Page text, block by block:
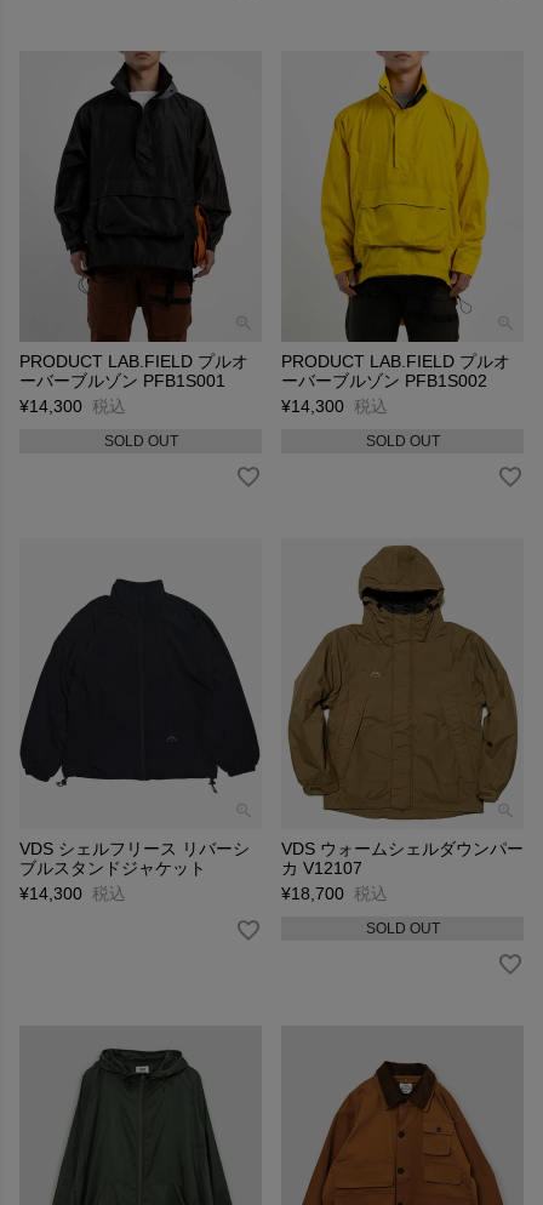
PRODUCT LAB.FIELD プルオ
ーバーブルゾン PFB1S001
¥14,300 税込
SOLD OUT
PRODUCT LAB.FIELD プルオ
ーバーブルゾン PFB1S002
¥14,300 税込
SOLD OUT
VDS シェルフリース リバーシ
ブルスタンドジャケット
¥14,300 税込
VDS ウォームシェルダウンパー
カ V12107
¥18,700 税込
SOLD OUT